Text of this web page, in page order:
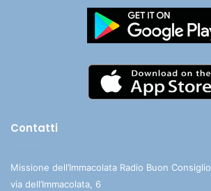
Contatti
Missione dell’Immacolata Radio Buon Consiglio
via dell’Immacolata, 6